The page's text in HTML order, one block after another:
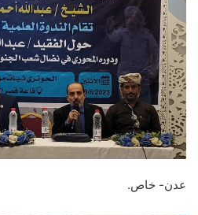
عدن- خاص.